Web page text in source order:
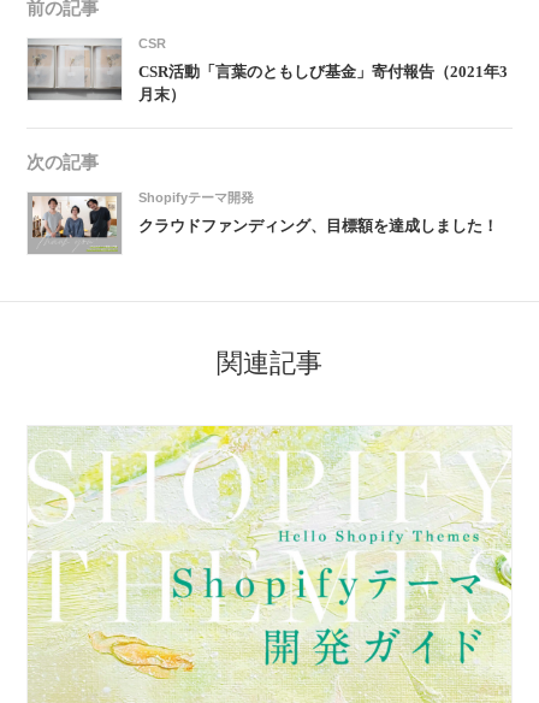
前の記事
CSR
CSR活動「言葉のともしび基金」寄付報告（2021年3
月末）
次の記事
Shopifyテーマ開発
クラウドファンディング、目標額を達成しました！
関連記事